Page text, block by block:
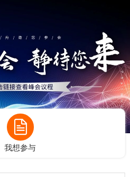
我想参与